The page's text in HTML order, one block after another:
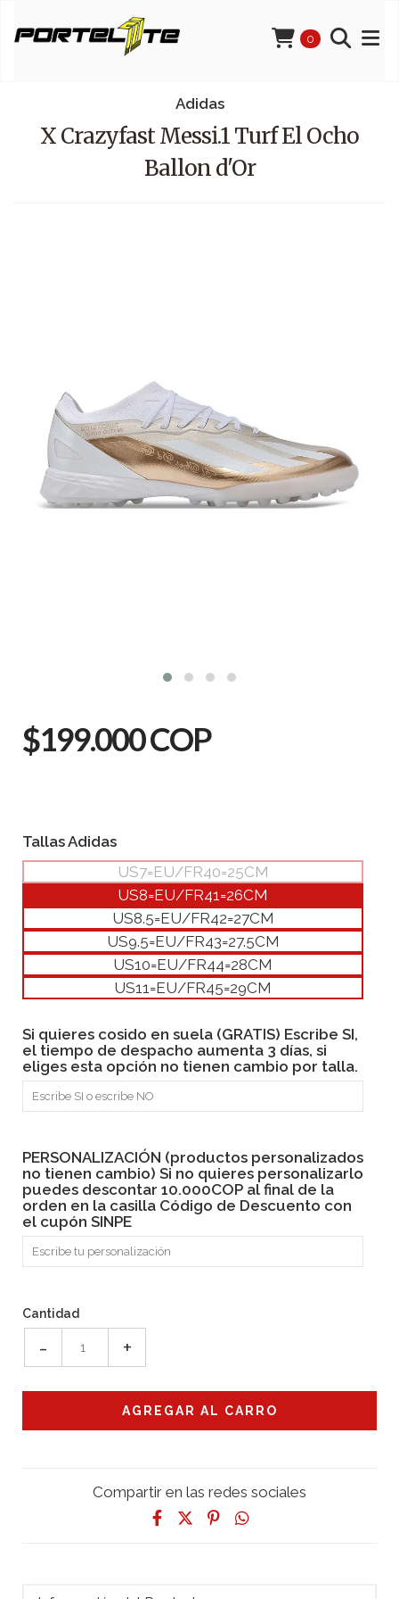
0
Adidas
X Crazyfast Messi.1 Turf El Ocho
Ballon d'Or
$199.000 COP
Tallas Adidas
US7=EU/FR40=25CM
US8=EU/FR41=26CM
US8.5=EU/FR42=27CM
US9.5=EU/FR43=27.5CM
US10=EU/FR44=28CM
US11=EU/FR45=29CM
Si quieres cosido en suela (GRATIS) Escribe SI,
el tiempo de despacho aumenta 3 días, si
eliges esta opción no tienen cambio por talla.
PERSONALIZACIÓN (productos personalizados
no tienen cambio) Si no quieres personalizarlo
puedes descontar 10.000COP al final de la
orden en la casilla Código de Descuento con
el cupón SINPE
Cantidad
- +
Compartir en las redes sociales